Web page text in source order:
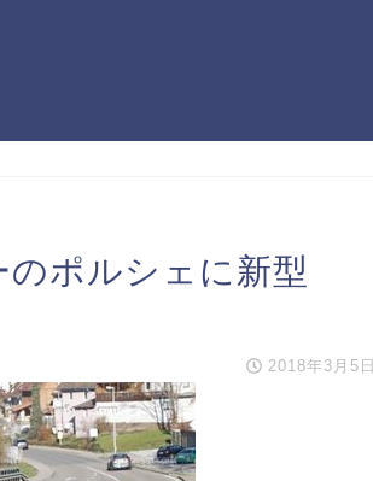
ポルシェに新型
2018年3月5日